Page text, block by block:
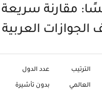
مقارنة سريعة
العربية 2025
الترتيب
العالمي
عدد الدول
بدون تأشيرة